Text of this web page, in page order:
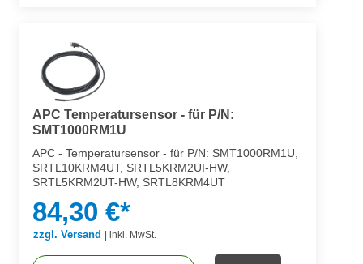
APC Temperatursensor - für P/N:
SMT1000RM1U
APC - Temperatursensor - für P/N: SMT1000RM1U,
SRTL10KRM4UT, SRTL5KRM2UI-HW,
SRTL5KRM2UT-HW, SRTL8KRM4UT
84,30 €*
zzgl. Versand | inkl. MwSt.